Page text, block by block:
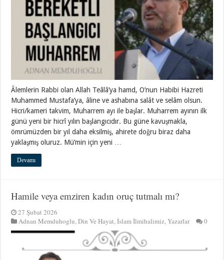
Âlemlerin Rabbi olan Allah Teâlâ’ya hamd, O’nun Habibi Hazreti
Muhammed Mustafa’ya, âline ve ashabına salât ve selâm olsun.
Hicri/kameri takvim, Muharrem ayı ile başlar. Muharrem ayının ilk
günü yeni bir hicrî yılın başlangıcıdır. Bu güne kavuşmakla,
ömrümüzden bir yıl daha eksilmiş, ahirete doğru biraz daha
yaklaşmış oluruz. Mü’min için yeni …
Devamı
Hamile veya emziren kadın oruç tutmalı mı?
27 Şubat 2026
Adnan Memduhoglu,Din Ve Hayat,İslam İlmihalimiz,Yazarlar 0